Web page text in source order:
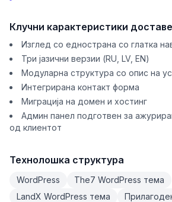
Клучни карактеристики
Изглед со еднострана со глатка
Три јазични верзии (RU, LV, EN)
Модуларна структура со опис на
Интегрирана контакт форма
Миграција на домен и хостинг
Админ панел подготвен за
од клиентот
Технолошка структура
WordPress
The7 WordPress тема
LandX WordPress тема